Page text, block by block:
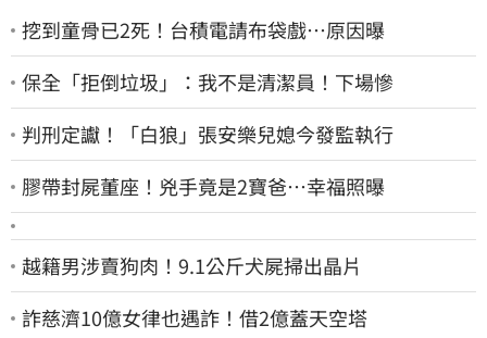
挖到童骨已2死！台積電請布袋戲…原因曝
保全「拒倒垃圾」：我不是清潔員！下場慘
判刑定讞！「白狼」張安樂兒媳今發監執行
膠帶封屍董座！兇手竟是2寶爸…幸福照曝
越籍男涉賣狗肉！9.1公斤犬屍掃出晶片
詐慈濟10億女律也遇詐！借2億蓋天空塔